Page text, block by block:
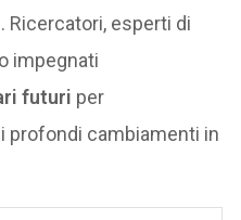
Ricercatori, esperti di
impegnati
futuri per
profondi cambiamenti in